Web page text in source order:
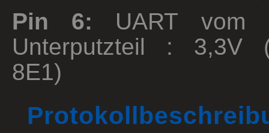
Pin 6: UART vom
Unterputzteil : 3,3V
8E1)